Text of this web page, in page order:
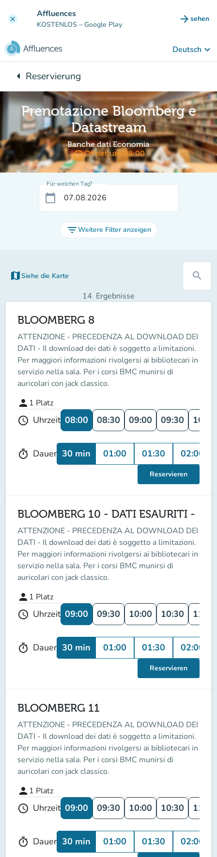
clear Affluences
KOSTENLOS – Google Play arrow_forward sehen
(new
Deutsch keyboard_arrow_down
arrow_leftZurück zu:
Reservierung
Prenotazione Bloomberg e
Datastream
Banche dati Economia
access_timeÖffnet um 08:00
Für welchen Tag?
calendar_today
filter_listWeitere Filter anzeigen
map Siehe die Karte
(new tab) search
14 Ergebnisse
BLOOMBERG 8
ATTENZIONE - PRECEDENZA AL DOWNLOAD DEI
DATI - Il download dei dati è soggetto a limitazioni.
Per maggiori informazioni rivolgersi ai bibliotecari in
servizio nella sala. Per i corsi BMC munirsi di
auricolari con jack classico.
person 1 Platz
schedule Uhrzeit 08:00 08:30 09:00 09:30 10:00
timer Dauer 30 min 01:00 01:30 02:00
Reservieren
BLOOMBERG 10 - DATI ESAURITI -
ATTENZIONE - PRECEDENZA AL DOWNLOAD DEI
DATI - Il download dei dati è soggetto a limitazioni.
Per maggiori informazioni rivolgersi ai bibliotecari in
servizio nella sala. Per i corsi BMC munirsi di
auricolari con jack classico.
person 1 Platz
schedule Uhrzeit 09:00 09:30 10:00 10:30 11:00
timer Dauer 30 min 01:00 01:30 02:00
Reservieren
BLOOMBERG 11
ATTENZIONE - PRECEDENZA AL DOWNLOAD DEI
DATI - Il download dei dati è soggetto a limitazioni.
Per maggiori informazioni rivolgersi ai bibliotecari in
servizio nella sala. Per i corsi BMC munirsi di
auricolari con jack classico.
person 1 Platz
schedule Uhrzeit 09:00 09:30 10:00 10:30 11:00
timer Dauer 30 min 01:00 01:30 02:00